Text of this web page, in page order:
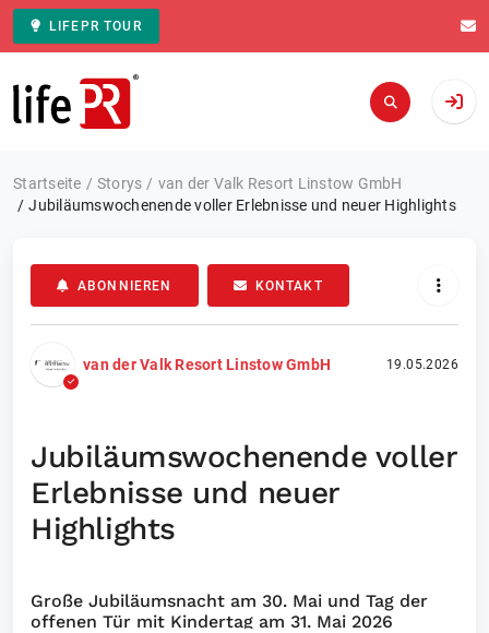
LIFEPR TOUR
Zur Startseite
Startseite Storys
van der Valk Resort Linstow GmbH
Jubiläumswochenende voller Erlebnisse und neuer Highlights
ABONNIEREN KONTAKT
van der Valk Resort Linstow GmbH 19.05.2026
Jubiläumswochenende voller
Erlebnisse und neuer
Highlights
Große Jubiläumsnacht am 30. Mai und Tag der
offenen Tür mit Kindertag am 31. Mai 2026